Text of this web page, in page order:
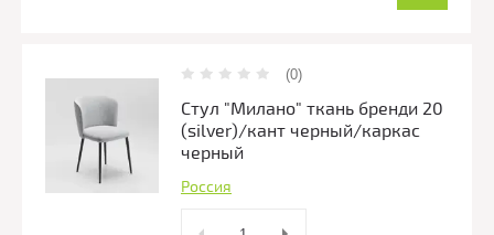
(0)
Стул "Милано" ткань бренди 20
(silver)/кант черный/каркас
черный
Россия